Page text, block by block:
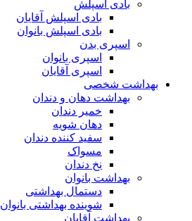
بادی اسپلش
بادی اسپلش آقایان
بادی اسپلش بانوان
اسپری بدن
اسپری بانوان
اسپری آقایان
بهداشت شخصی
بهداشت دهان و دندان
خمیر دندان
دهان شویه
سفید کننده دندان
مسواک
نخ دندان
بهداشت بانوان
دستمال بهداشتی
شوینده بهداشتی بانوان
بهداشت آقایان